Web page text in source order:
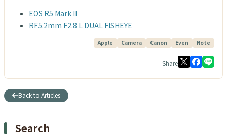
EOS R5 Mark II
RF5.2mm F2.8 L DUAL FISHEYE
Apple Camera Canon Even Note
Share
Back to Articles
Search